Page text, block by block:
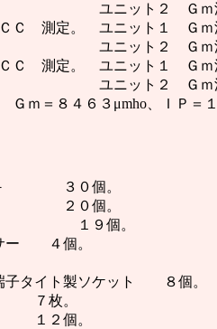
Ｇｍ測定＝９５０
Ｃ 測定。 ユニット１ Ｇｍ
Ｇｍ測定＝８００
Ｃ 測定。 ユニット１ Ｇｍ
Ｇｍ測定＝８５０
ｍ＝８４６３μmho、ＩＰ＝
－ ３０個。
－ ２０個。
１９個。
ー ４個。
子タイト製ソケット ８個。
７枚。
２個。